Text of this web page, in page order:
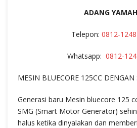
ADANG
Telepon: 0812-
Whatsapp: 0812-
MESIN BLUECORE 125CC DENGAN
Generasi baru Mesin bluecore 125
SMG (Smart Motor Generator)
halus ketika dinyalakan dan